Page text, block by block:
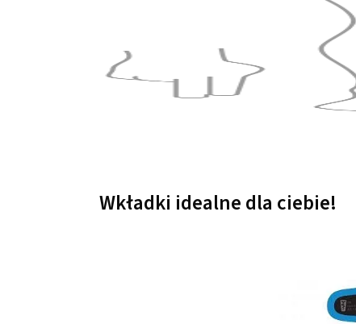
Wkładki idealne dla ciebie!